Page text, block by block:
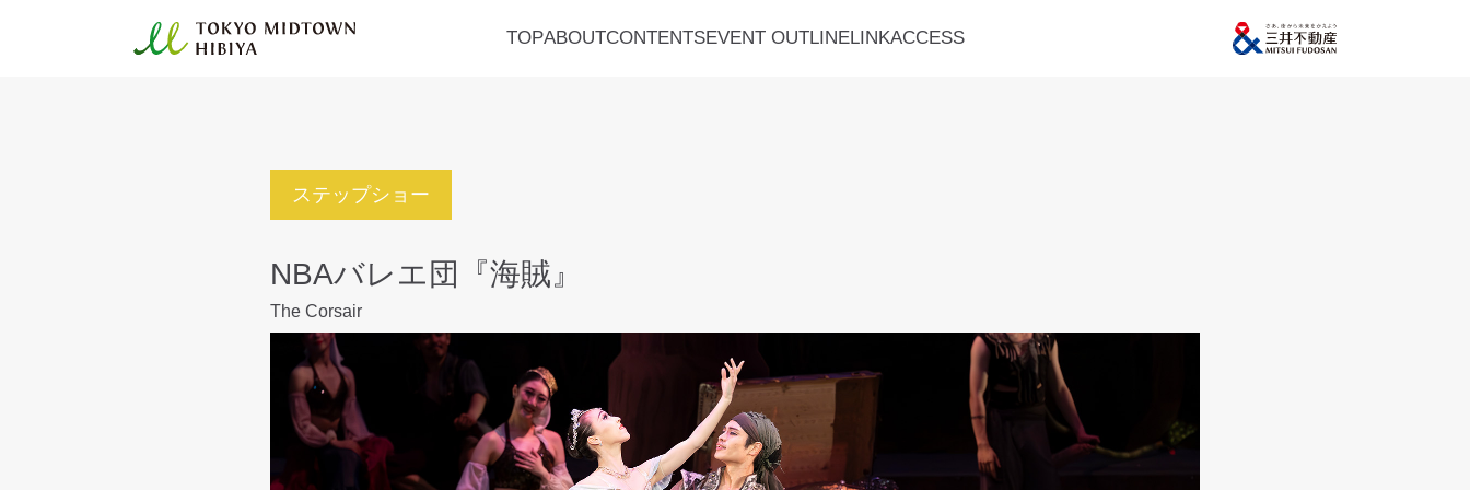
TOPABOUTCONTENTSEVENT OUTLINELINKACCESS
ステップショー
NBAバレエ団『海賊』
The Corsair